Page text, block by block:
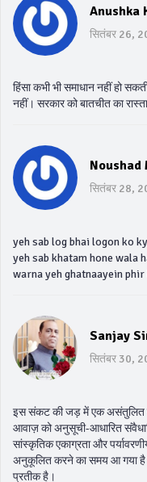
Anushka
सितंबर 26,
हिंसा कभी भी समाधान नहीं हो
नहीं। सरकार को बातचीत का
Noushad
सितंबर 28,
yeh sab log bhai logon ko
yeh sab khatam hone wala
warna yeh ghatnaayein phir
Sanjay
सितंबर 30,
इस संकट की जड़ में एक असंतुलित
आवाज़ को अनुसूची-आधारित
सांस्कृतिक एकाग्रता और
अनुकूलित करने का समय आ गया है।
प्रतीक है।